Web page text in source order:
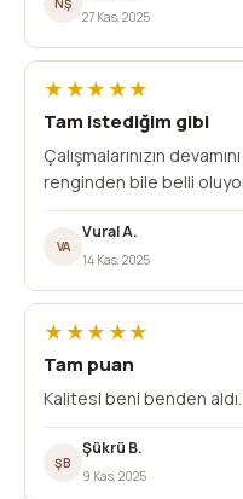
NŞ
27 Kas, 2025
★★★★★
Tam istediğim gibi
Çalışmalarınızın
renginden bile belli
VA
Vural A.
14 Kas, 2025
★★★★★
Tam puan
Kalitesi beni benden
ŞB
Şükrü B.
9 Kas, 2025